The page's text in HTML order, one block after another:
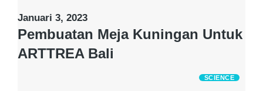
Januari 3, 2023
Pembuatan Meja Kuningan Untuk
ARTTREA Bali
SCIENCE